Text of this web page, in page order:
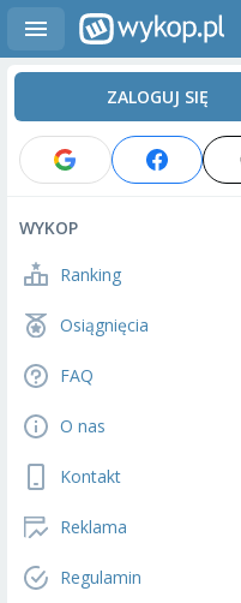
ZALOGUJ SIĘ
WYKOP
Ranking
Osiągnięcia
FAQ
O nas
Kontakt
Reklama
Regulamin